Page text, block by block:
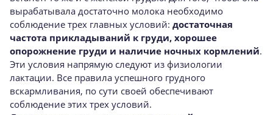
вырабатывала достаточно молока необходимо
соблюдение трех главных условий: достаточная
частота прикладываний к груди, хорошее
опорожнение груди и наличие ночных кормлений.
Эти условия напрямую следуют из физиологии
лактации. Все правила успешного грудного
вскармливания, по сути своей обеспечивают
соблюдение этих трех условий.